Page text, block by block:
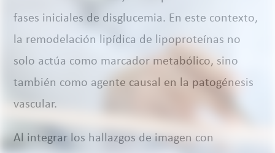
fases iniciales de disglucemia. En este contexto,
la remodelación lipídica de lipoproteínas no
solo actúa como marcador metabólico, sino
también como agente causal en la patogénesis
vascular.
Al integrar los hallazgos de imagen con